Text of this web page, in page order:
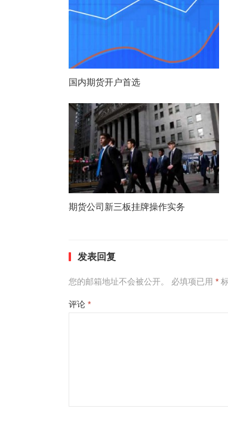
国内期货开户首选
期货公司新三板挂牌操作实务
发表回复
您的邮箱地址不会被公开。 必填项已用 *
评论 *